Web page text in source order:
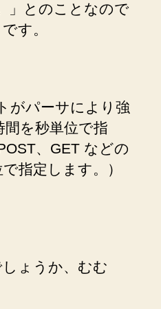
」とのことなので
す。
がパーサにより強
を秒単位で指
、GET などの
指定します。）
ょうか、むむ